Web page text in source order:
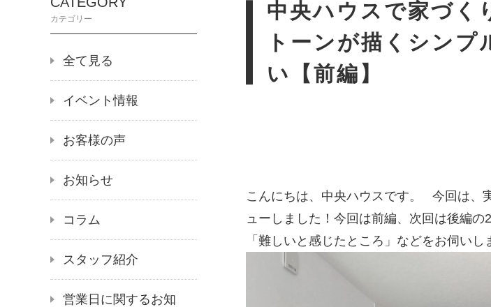
カテゴリー
全て見る
イベント情報
お客様の声
お知らせ
コラム
スタッフ紹介
営業日に関するお知
中央ハウスで家づく
トーンが描くシンプ
い【前編】
こんにちは、中央ハウスです。
今回は、
ューしました！今回は前編、次回は後編の
「難しいと感じたところ」などをお伺いし